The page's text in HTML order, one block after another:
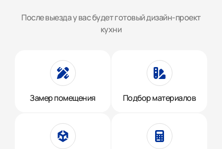
После выезда у вас будет готовый дизайн-проект
кухни
Замер помещения Подбор материалов